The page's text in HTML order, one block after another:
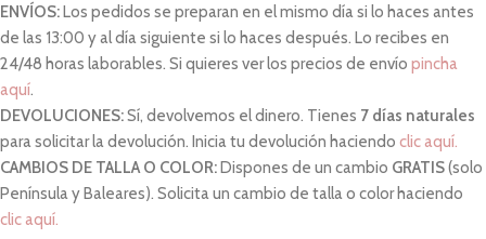
ENVÍOS: Los pedidos se preparan en el mismo día si lo haces antes
de las 13:00 y al día siguiente si lo haces después. Lo recibes en
24/48 horas laborables. Si quieres ver los precios de envío pincha
aquí.
DEVOLUCIONES:Sí, devolvemos el dinero. Tienes 7 días naturales
para solicitar la devolución. Inicia tu devolución haciendo clic aquí.
CAMBIOS DE TALLA O COLOR: Dispones de un cambio GRATIS(solo
Península y Baleares). Solicita un cambio de talla o color haciendo
clic aquí.